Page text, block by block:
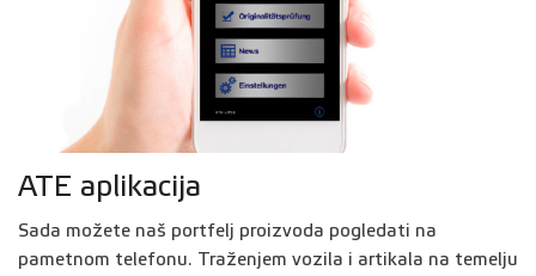
ATE aplikacija
Sada možete naš portfelj proizvoda pogledati na
pametnom telefonu. Traženjem vozila i artikala na temelju